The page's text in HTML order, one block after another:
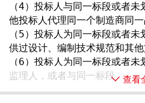
（4）投标人与同一标段或者
他投标人代理同一个制造商同
（5）投标人为同一标段或者
供过设计、编制技术规范和其他
（6）投标人为同一标段或者
监理人，或者与同一标段 查看